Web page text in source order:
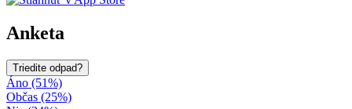
Anketa
Triedite odpad?
Áno (51%)
Občas (25%)